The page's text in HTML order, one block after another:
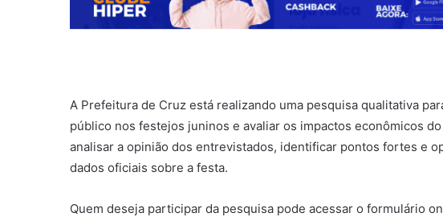
A Prefeitura de Cruz está realizando uma pesquisa qualitativa
público nos festejos juninos e avaliar os impactos econômicos
analisar a opinião dos entrevistados, identificar pontos fortes e
dados oficiais sobre a festa.
Quem deseja participar da pesquisa pode acessar o formulário